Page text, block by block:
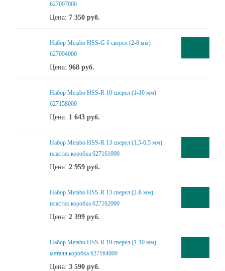
627097000
Цена: 7 350 руб.
Набор Metabo HSS-G 6 сверел (2-8 мм)
627094000
Цена: 968 руб.
Набор Metabo HSS-R 10 сверел (1-10 мм)
627158000
Цена: 1 643 руб.
Набор Metabo HSS-R 13 сверел (1,5-6,5 мм)
пластик.коробка 627161000
Цена: 2 959 руб.
Набор Metabo HSS-R 13 сверел (2-8 мм)
пластик.коробка 627162000
Цена: 2 399 руб.
Набор Metabo HSS-R 19 сверел (1-10 мм)
металл.коробка 627164000
Цена: 3 590 руб.